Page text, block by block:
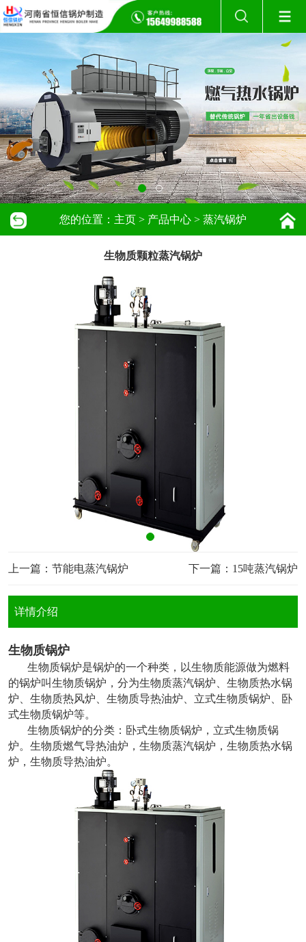
您的位置： 主页 > 产品中心 > 蒸汽锅炉
生物质颗粒蒸汽锅炉
上一篇： 节能电蒸汽锅炉 下一篇： 15吨蒸汽锅炉
详情介绍
生物质锅炉
生物质锅炉是锅炉的一个种类，以生物质能源做为燃料
的锅炉叫生物质锅炉，分为生物质蒸汽锅炉、生物质热水锅
炉、生物质热风炉、生物质导热油炉、立式生物质锅炉、卧
式生物质锅炉等。
生物质锅炉的分类：卧式生物质锅炉，立式生物质锅
炉。生物质燃气导热油炉，生物质蒸汽锅炉，生物质热水锅
炉，生物质导热油炉。